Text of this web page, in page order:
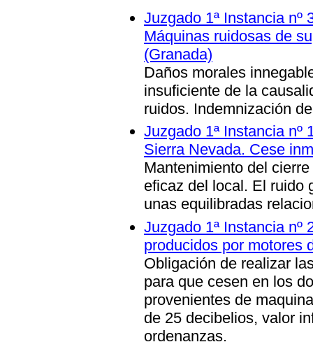
Juzgado 1ª Instancia nº
Máquinas ruidosas de
(Granada)
Daños morales
insuficiente de la
ruidos. Indemnización
Juzgado 1ª Instancia nº
Sierra Nevada. Cese
Mantenimiento del
eficaz del local. El ruido
unas equilibradas
Juzgado 1ª Instancia nº
producidos por motores
Obligación de realizar
para que cesen en los
provenientes de
de 25 decibelios, valor
ordenanzas.